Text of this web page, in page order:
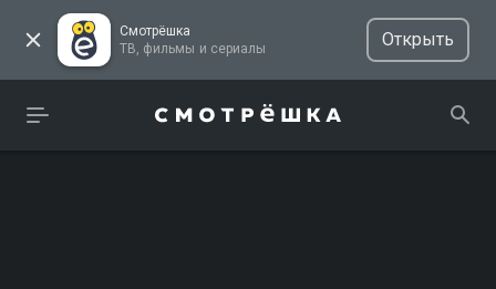
Смотрёшка
ТВ, фильмы и сериалы
Открыть